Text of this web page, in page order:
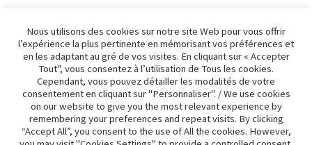
Pour toute commande spéciale, nous sommes à votre
© Chateau Cajus 2026
Données légales & personnelles
Built with
Nous utilisons des cookies sur notre site Web pour vous offrir
l’expérience la plus pertinente en mémorisant vos préférences et
en les adaptant au gré de vos visites. En cliquant sur « Accepter
Tout", vous consentez à l’utilisation de Tous les cookies.
Cependant, vous pouvez détailler les modalités de votre
consentement en cliquant sur "Personnaliser". / We use cookies
on our website to give you the most relevant experience by
remembering your preferences and repeat visits. By clicking
“Accept All”, you consent to the use of All the cookies. However,